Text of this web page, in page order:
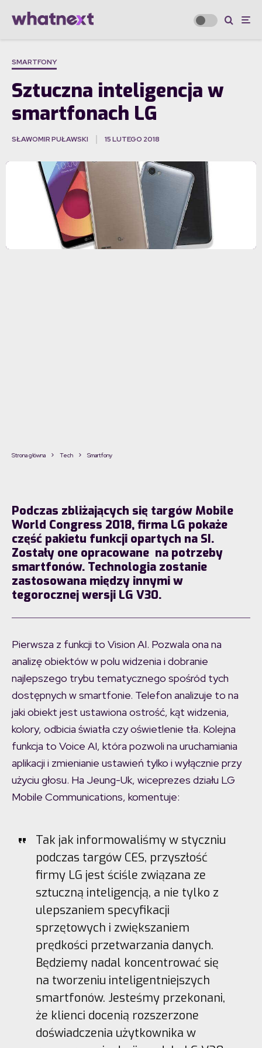
SMARTFONY
Sztuczna inteligencja w
smartfonach LG
SŁAWOMIR PUŁAWSKI 15 LUTEGO 2018
Strona główna Tech Smartfony
Podczas zbliżających się targów Mobile
World Congress 2018, firma LG pokaże
część pakietu funkcji opartych na SI.
Zostały one opracowane na potrzeby
smartfonów. Technologia zostanie
zastosowana między innymi w
tegorocznej wersji LG V30.
Pierwsza z funkcji to Vision AI. Pozwala ona na
analizę obiektów w polu widzenia i dobranie
najlepszego trybu tematycznego spośród tych
dostępnych w smartfonie. Telefon analizuje to na
jaki obiekt jest ustawiona ostrość, kąt widzenia,
kolory, odbicia światła czy oświetlenie tła. Kolejna
funkcja to Voice AI, która pozwoli na uruchamiania
aplikacji i zmienianie ustawień tylko i wyłącznie przy
użyciu głosu. Ha Jeung-Uk, wiceprezes działu LG
Mobile Communications, komentuje:
Tak jak informowaliśmy w styczniu
podczas targów CES, przyszłość
firmy LG jest ściśle związana ze
sztuczną inteligencją, a nie tylko z
ulepszaniem specyfikacji
sprzętowych i zwiększaniem
prędkości przetwarzania danych.
Będziemy nadal koncentrować się
na tworzeniu inteligentniejszych
smartfonów. Jesteśmy przekonani,
że klienci docenią rozszerzone
doświadczenia użytkownika w